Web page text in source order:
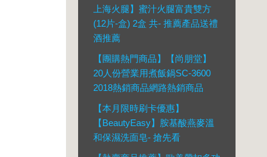
上海火腿】蜜汁火腿富貴雙方
(12片-盒) 2盒 共- 推薦產品送禮
酒推薦
【團購熱門商品】【尚朋堂】
20人份營業用煮飯鍋SC-3600
2018熱銷商品網路熱銷商品
【本月限時刷卡優惠】
【BeautyEasy】胺基酸燕麥溫
和保濕洗面皂- 搶先看